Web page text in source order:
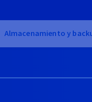
Almacenamiento y